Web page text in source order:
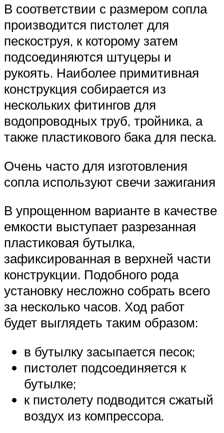
В соответствии с размером сопла
производится пистолет для
пескоструя, к которому затем
подсоединяются штуцеры и
рукоять. Наиболее примитивная
конструкция собирается из
нескольких фитингов для
водопроводных труб, тройника, а
также пластикового бака для песка.
Очень часто для изготовления
сопла используют свечи зажигания
В упрощенном варианте в качестве
емкости выступает разрезанная
пластиковая бутылка,
зафиксированная в верхней части
конструкции. Подобного рода
установку несложно собрать всего
за несколько часов. Ход работ
будет выглядеть таким образом:
в бутылку засыпается песок;
пистолет подсоединяется к
бутылке;
к пистолету подводится сжатый
воздух из компрессора.